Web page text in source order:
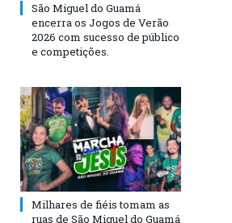
São Miguel do Guamá
encerra os Jogos de Verão
2026 com sucesso de público
e competições.
Milhares de fiéis tomam as
ruas de São Miguel do Guamá